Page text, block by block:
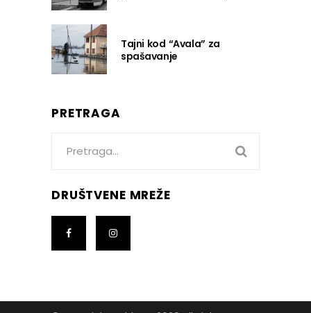
Tajni kod “Avala” za
spašavanje
PRETRAGA
DRUŠTVENE MREŽE